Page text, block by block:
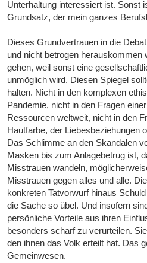
Unterhaltung interessiert ist. Sonst
Grundsatz, der mein ganzes
Dieses Grundvertrauen in die
und nicht betrogen herauskommen
gehen, weil sonst eine
unmöglich wird. Diesen Spiegel
halten. Nicht in den komplexen
Pandemie, nicht in den Fragen
Ressourcen weltweit, nicht in den
Hautfarbe, der Liebesbeziehungen
Das Schlimme an den Skandalen
Masken bis zum Anlagebetrug ist,
Misstrauen wandeln,
Misstrauen gegen alles und alle.
konkreten Tatvorwurf hinaus
die Sache so übel. Und insofern
persönliche Vorteile aus ihren
besonders scharf zu verurteilen.
den ihnen das Volk erteilt hat. Das
Gemeinwesen.